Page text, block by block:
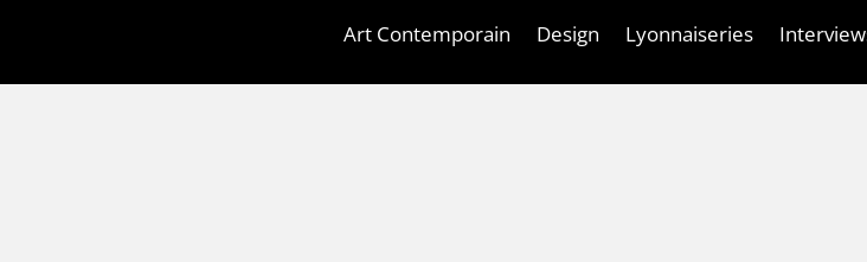
Art Contemporain Design Lyonnaiseries